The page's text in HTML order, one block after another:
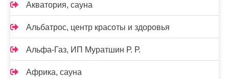
Акватория, сауна
Альбатрос, центр красоты и здоровья
Альфа-Газ, ИП Муратшин Р. Р.
Африка, сауна